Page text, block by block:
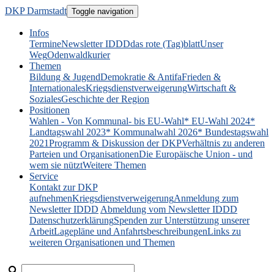
DKP Darmstadt Toggle navigation
Infos
TermineNewsletter IDDDdas rote (Tag)blattUnser
WegOdenwaldkurier
Themen
Bildung & JugendDemokratie & AntifaFrieden &
InternationalesKriegsdienstverweigerungWirtschaft &
SozialesGeschichte der Region
Positionen
Wahlen - Von Kommunal- bis EU-Wahl* EU-Wahl 2024*
Landtagswahl 2023* Kommunalwahl 2026* Bundestagswahl
2021Programm & Diskussion der DKPVerhältnis zu anderen
Parteien und OrganisationenDie Europäische Union - und
wem sie nütztWeitere Themen
Service
Kontakt zur DKP
aufnehmenKriegsdienstverweigerungAnmeldung zum
Newsletter IDDD Abmeldung vom Newsletter IDDD
DatenschutzerklärungSpenden zur Unterstützung unserer
ArbeitLagepläne und AnfahrtsbeschreibungenLinks zu
weiteren Organisationen und Themen